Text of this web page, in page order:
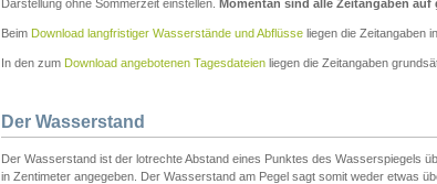
Darstellung ohne Sommerzeit einstellen. Momentan sind alle Zeitangaben
Beim Download langfristiger Wasserstände und Abflüsse liegen die Zeitangaben
In den zum Download angebotenen Tagesdateien liegen die Zeitangaben
Der Wasserstand
Der Wasserstand ist der lotrechte Abstand eines Punktes des Wasserspiegels
in Zentimeter angegeben. Der Wasserstand am Pegel sagt somit weder etwas